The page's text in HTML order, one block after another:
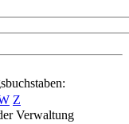
Z
Verwaltung